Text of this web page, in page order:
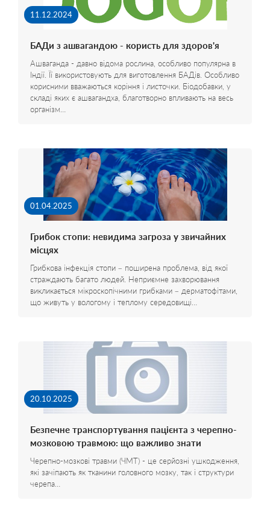
11.12.2024
БАДи з ашвагандою - користь для здоров'я
Ашваганда - давно відома рослина, особливо популярна в
Індії. Її використовують для виготовлення БАДів. Особливо
корисними вважаються коріння і листочки. Біодобавки, у
складі яких є ашвагандха, благотворно впливають на весь
організм…
01.04.2025
Грибок стопи: невидима загроза у звичайних
місцях
Грибкова інфекція стопи – поширена проблема, від якої
страждають багато людей. Неприємне захворювання
викликається мікроскопічними грибками – дерматофітами,
що живуть у вологому і теплому середовищі…
20.10.2025
Безпечне транспортування пацієнта з черепно-
мозковою травмою: що важливо знати
Черепно-мозкові травми (ЧМТ) - це серйозні ушкодження,
які зачіпають як тканини головного мозку, так і структури
черепа…